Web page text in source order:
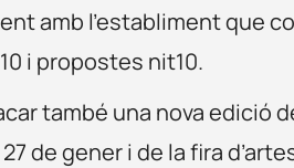
amb l’establiment que
i propostes nit10.
també una nova edició
de gener i de la fira